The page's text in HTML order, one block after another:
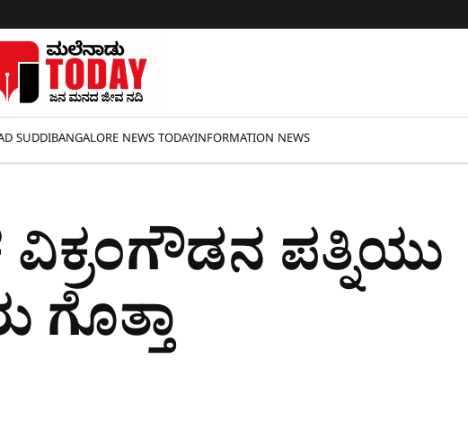
SUDDIBANGALORE NEWS TODAYINFORMATION NEWS
ಪತ್ನಿಯು